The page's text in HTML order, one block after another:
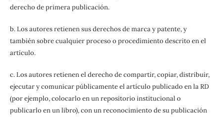
derecho de primera publicación.
b. Los autores retienen sus derechos de marca y patente, y
también sobre cualquier proceso o procedimiento descrito en el
artículo.
c. Los autores retienen el derecho de compartir, copiar, distribuir,
ejecutar y comunicar públicamente el artículo publicado en la RD
(por ejemplo, colocarlo en un repositorio institucional o
publicarlo en un libro), con un reconocimiento de su publicación